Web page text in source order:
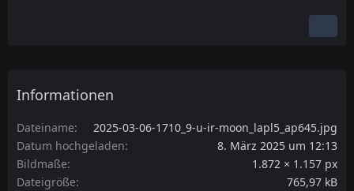
Informationen
Dateiname
2025-03-06-1710_9-u-ir-moon_lapl5_ap645.jpg
Datum hochgeladen
8. März 2025 um 12:13
Bildmaße
1.872 × 1.157 px
Dateigröße
765,97 kB